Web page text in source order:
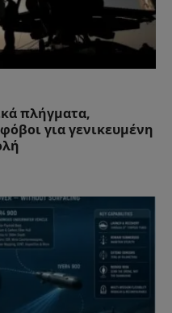
πλήγματα,
για γενικευμένη